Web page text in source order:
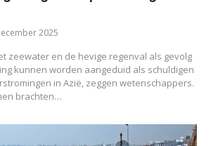
2025
zeewater en de hevige regenval als gevolg
kunnen worden aangeduid als schuldigen
in Azië, zeggen wetenschappers.
brachten…